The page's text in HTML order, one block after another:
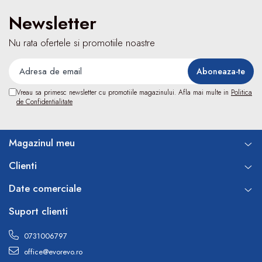
Colposcoape
Osteodensitometre
Stetoscoape
Oftalmoscoape
Otoscoape
Ingrijirea sanatatii
Aparate aerosoli
Cantare
Glucometre
Perne si paturi electrice
Perne ortopedice
Tensiometre
Newsletter
Nu rata ofertele si promotiile noastre
Vreau sa primesc newsletter cu promotiile magazinului. Afla mai multe in Politica
de Confidentialitate
Magazinul meu
Clienti
Date comerciale
Suport clienti
0731006797
office@evorevo.ro